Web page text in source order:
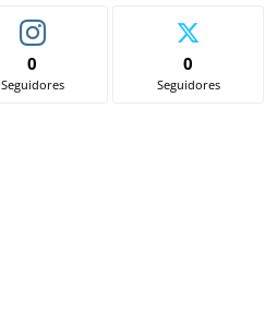
0
Seguidores
0
Seguidores